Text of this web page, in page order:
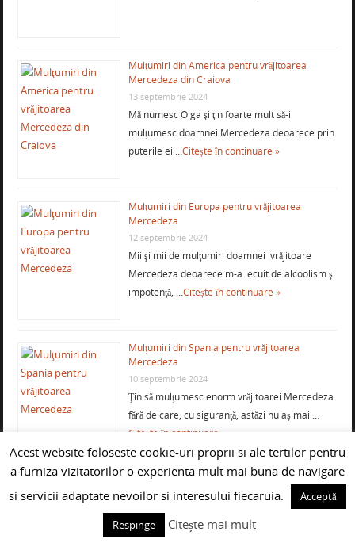
Mulţumiri din America pentru vrăjitoarea
Mercedeza din Craiova
13 septembrie 2024
Mă numesc Olga şi ţin foarte mult să-i
mulţumesc doamnei Mercedeza deoarece prin
puterile ei …Citește în continuare »
Mulţumiri din Europa pentru vrăjitoarea
Mercedeza
12 septembrie 2024
Mii şi mii de mulţumiri doamnei vrăjitoare
Mercedeza deoarece m-a lecuit de alcoolism şi
impotenţă, …Citește în continuare »
Mulţumiri din Spania pentru vrăjitoarea
Mercedeza
10 septembrie 2024
Ţin să mulţumesc enorm vrăjitoarei Mercedeza
fără de care, cu siguranţă, astăzi nu aş mai …
Citește în continuare »
VRAJITOARE GHICITOARE
Acest website foloseste cookie-uri proprii si ale tertilor pentru
a furniza vizitatorilor o experienta mult mai buna de navigare
si servicii adaptate nevoilor si interesului fiecaruia.
Acceptă
Respinge
Citește mai mult